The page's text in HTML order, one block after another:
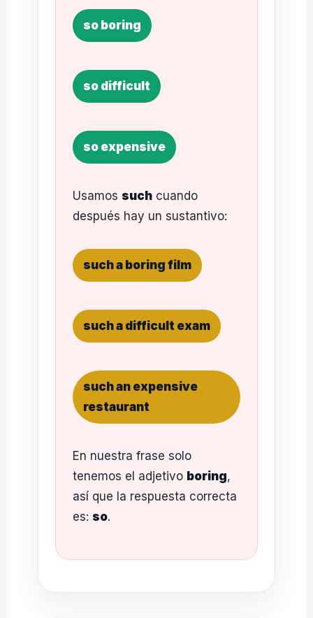
so boring
so difficult
so expensive
Usamos such cuando
después hay un sustantivo:
such a boring film
such a difficult exam
such an expensive
restaurant
En nuestra frase solo
tenemos el adjetivo boring,
así que la respuesta correcta
es: so.